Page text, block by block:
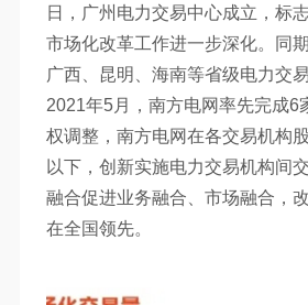
日，广州电力交易中心成立，标
市场化改革工作进一步深化。同
广西、昆明、海南等省级电力交
2021年5月，南方电网率先完成6
权调整，南方电网在各交易机构
以下，创新实施电力交易机构间
融合促进业务融合、市场融合，
在全国领先。